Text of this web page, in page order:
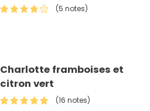
(5 notes)
Charlotte framboises et
citron vert
(16 notes)